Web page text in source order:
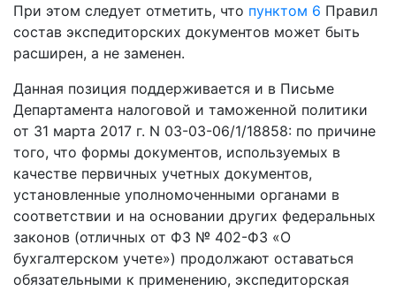
При этом следует отметить, что пунктом 6 Правил
состав экспедиторских документов может быть
расширен, а не заменен.
Данная позиция поддерживается и в Письме
Департамента налоговой и таможенной политики
от 31 марта 2017 г. N 03-03-06/1/18858: по причине
того, что формы документов, используемых в
качестве первичных учетных документов,
установленные уполномоченными органами в
соответствии и на основании других федеральных
законов (отличных от ФЗ № 402-ФЗ «О
бухгалтерском учете») продолжают оставаться
обязательными к применению, экспедиторская